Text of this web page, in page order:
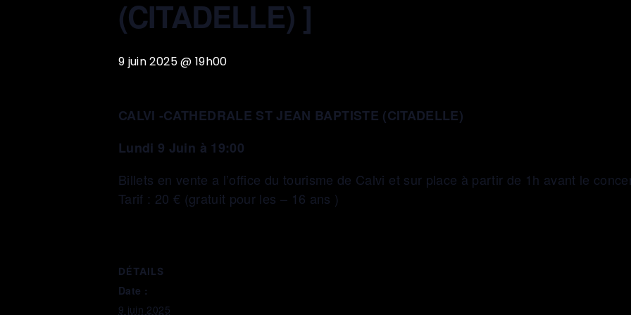
(CITADELLE) ]
9 juin 2025 @ 19h00
CALVI -CATHEDRALE ST JEAN BAPTISTE (CITADELLE)
Lundi 9 Juin à 19:00
Billets en vente a l’office du tourisme de Calvi et sur place à partir de 1h avant le
Tarif : 20 € (gratuit pour les – 16 ans )
DÉTAILS
Date :
9 juin 2025